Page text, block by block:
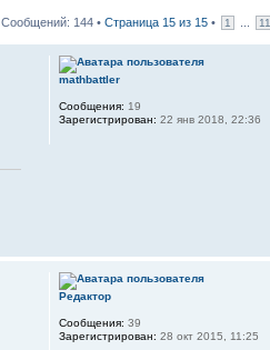
Сообщений: 144 • Страница 15 из 15 • 1 11
mathbattler
Сообщения: 19
Зарегистрирован: 22 янв 2018, 22:36
Редактор
Сообщения: 39
Зарегистрирован: 28 окт 2015, 11:25